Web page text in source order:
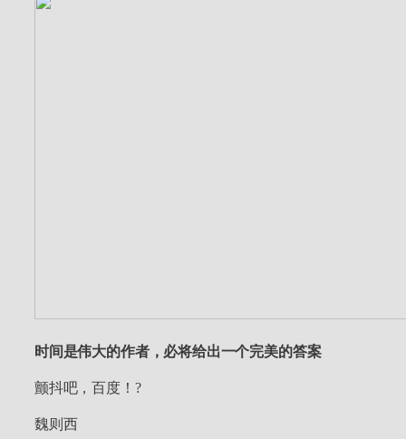
时间是伟大的作者，必将给出一个完美的答案
颤抖吧，百度！?
魏则西